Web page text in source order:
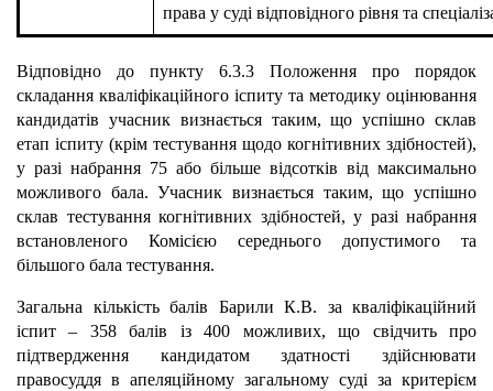
права у суді відповідного рівня та
Відповідно до пункту 6.3.3 Положення про порядок
складання кваліфікаційного іспиту та методику оцінювання
кандидатів учасник визнається таким, що успішно склав
етап іспиту (крім тестування щодо когнітивних здібностей),
у разі набрання 75 або більше відсотків від максимально
можливого бала. Учасник визнається таким, що успішно
склав тестування когнітивних здібностей, у разі набрання
встановленого Комісією середнього допустимого та
більшого бала тестування.
Загальна кількість балів Барили К.В. за кваліфікаційний
іспит – 358 балів із 400 можливих, що свідчить про
підтвердження кандидатом здатності здійснювати
правосуддя в апеляційному загальному суді за критерієм